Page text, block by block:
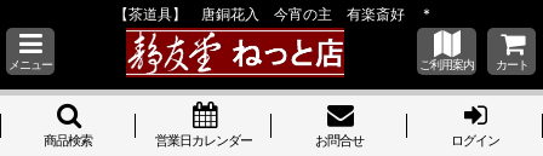
【茶道具】 唐銅花入 今宵の主 有楽斎好 *
メニュー ご利用案内 カート
商品検索 営業日カレンダー お問合せ ログイン